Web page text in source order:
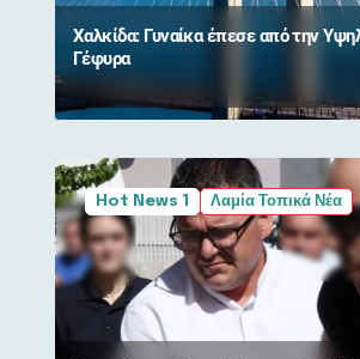
Χαλκίδα: Γυναίκα έπεσε από την
Γέφυρα
Hot News 1 Λαμία Τοπικά Νέα